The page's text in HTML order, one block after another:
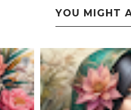
YOU MIGHT